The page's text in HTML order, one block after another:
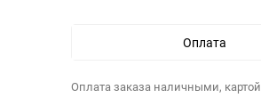
Оплата
Оплата заказа наличными,